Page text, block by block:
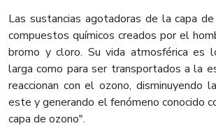
Las sustancias agotadoras de la capa
compuestos químicos creados por el
bromo y cloro. Su vida atmosférica es
larga como para ser transportados a la
reaccionan con el ozono, disminuyendo
este y generando el fenómeno conocido
capa de ozono".